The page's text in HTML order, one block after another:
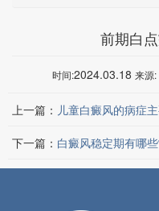
前期白
时间:2024.03.18 来源:
上一篇： 儿童白癜风的病症
下一篇： 白癜风稳定期有哪